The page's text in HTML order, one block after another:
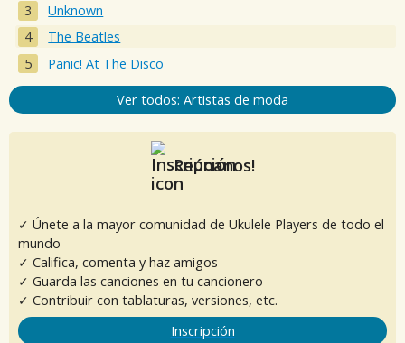
Unknown
The Beatles
Panic! At The Disco
Ver todos: Artistas de moda
Reúnanos!
✓ Únete a la mayor comunidad de Ukulele Players de todo el
mundo
✓ Califica, comenta y haz amigos
✓ Guarda las canciones en tu cancionero
✓ Contribuir con tablaturas, versiones, etc.
Inscripción